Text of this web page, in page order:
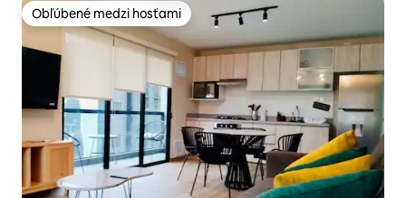
Obľúbené medzi hosťami
Obľúbené medzi hosťami